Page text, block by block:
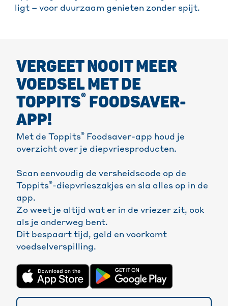
ligt – voor duurzaam genieten zonder spijt.
VERGEET NOOIT MEER
VOEDSEL MET DE
TOPPITS® FOODSAVER-
APP!
Met de Toppits® Foodsaver-app houd je
overzicht over je diepvriesproducten.
Scan eenvoudig de versheidscode op de
Toppits®-diepvrieszakjes en sla alles op in de
app.
Zo weet je altijd wat er in de vriezer zit, ook
als je onderweg bent.
Dit bespaart tijd, geld en voorkomt
voedselverspilling.